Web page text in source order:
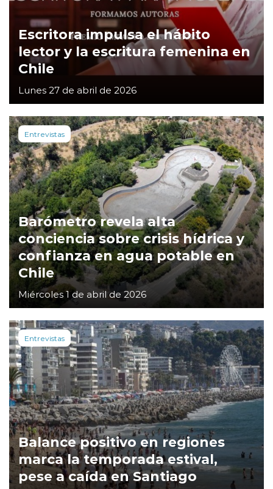
Escritora impulsa el hábito
lector y la escritura femenina en
Chile
Lunes 27 de abril de 2026
Entrevistas
Barómetro revela alta
conciencia sobre crisis hídrica y
confianza en agua potable en
Chile
Miércoles 1 de abril de 2026
Entrevistas
Balance positivo en regiones
marca la temporada estival,
pese a caída en Santiago